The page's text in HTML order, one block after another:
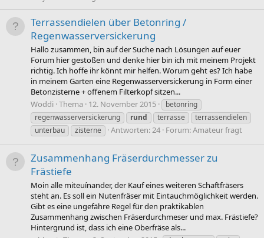
Terrassendielen über Betonring /
Regenwasserversickerung
Hallo zusammen, bin auf der Suche nach Lösungen auf euer
Forum hier gestoßen und denke hier bin ich mit meinem Projekt
richtig. Ich hoffe ihr könnt mir helfen. Worum geht es? Ich habe
in meinem Garten eine Regenwasserversickerung in Form einer
Betonzisterne + offenem Filterkopf sitzen...
Woddi Thema 12. November 2015
betonring
regenwasserversickerung
rund terrasse
terrassendielen
unterbau
zisterne Antworten: 24 Forum:Amateur fragt
Zusammenhang Fräserdurchmesser zu
Frästiefe
Moin alle miteuínander, der Kauf eines weiteren Schaftfräsers
steht an. Es soll ein Nutenfräser mit Eintauchmöglichkeit werden.
Gibt es eine ungefähre Regel für den praktikablen
Zusammenhang zwischen Fräserdurchmeser und max. Frästiefe?
Hintergrund ist, dass ich eine Oberfräse als...